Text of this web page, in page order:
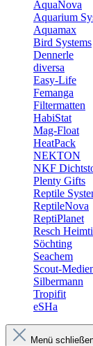
AquaNova
Aquarium
Aquamax
Bird Systems
Dennerle
diversa
Easy-Life
Femanga
Filtermatten
HabiStat
Mag-Float
HeatPack
NEKTON
NKF
Plenty Gifts
Reptile
ReptileNova
ReptiPlanet
Resch
Söchting
Seachem
Scout-
Silbermann
Tropifit
eSHa
Menü